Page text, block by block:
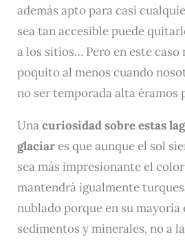
además apto para casi
sea tan accesible puede
a los sitios… Pero en este caso
poquito al menos cuando
no ser temporada alta éramos
Unacuriosidad sobre estas
glaciares que aunque el sol
sea más impresionante el color
mantendrá igualmente
nublado porque en su mayoría
sedimentos y minerales, no a